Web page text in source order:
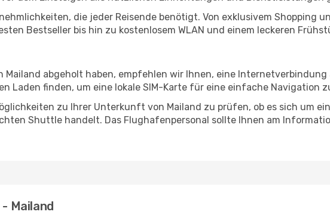
die jeder Reisende benötigt. Von exklusivem Shopping
Bestseller bis hin zu kostenlosem WLAN und einem leckeren
Mailand abgeholt haben, empfehlen wir Ihnen, eine
Laden finden, um eine lokale SIM-Karte für eine einfache Navigation
zu Ihrer Unterkunft von Mailand zu prüfen, ob es sich um
Shuttle handelt. Das Flughafenpersonal sollte Ihnen am
- Mailand